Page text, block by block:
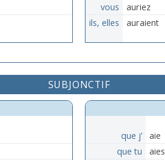
vous
auriez
ils, elles
auraient
SUBJONCTIF
que j’ aie
que tu
aies